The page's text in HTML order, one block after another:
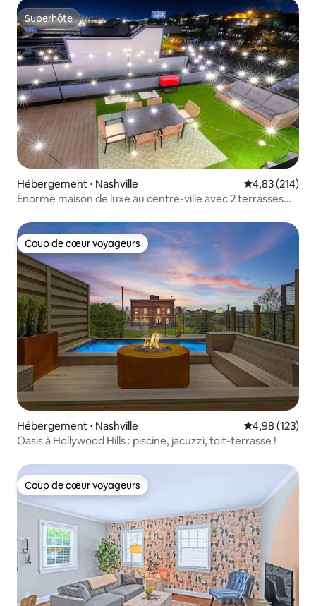
Superhôte
Superhôte
Hébergement ⋅ Nashville Évaluation
4,83 (214)
Énorme maison de luxe au centre-ville avec 2 terrasses
Coup de cœur voyageurs
Coup de cœur voyageurs
Hébergement ⋅ Nashville Évaluation
4,98 (123)
Oasis à Hollywood Hills : piscine, jacuzzi, toit-terrasse !
Coup de cœur voyageurs
Coup de cœur voyageurs